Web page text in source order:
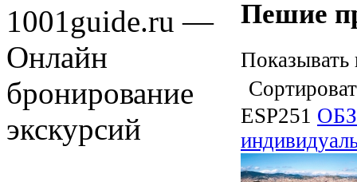
Пешие
Показывать
ESP251
1001guide.ru —
Онлайн
бронирование
экскурсий